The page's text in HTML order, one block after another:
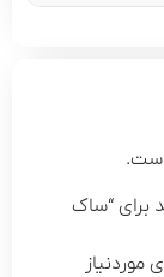
برای “ساک